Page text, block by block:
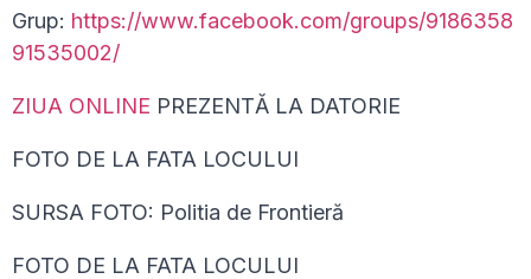
Grup: https://www.facebook.com/groups/9186358
91535002/
ZIUA ONLINE PREZENTĂ LA DATORIE
FOTO DE LA FATA LOCULUI
SURSA FOTO: Politia de Frontieră
FOTO DE LA FATA LOCULUI